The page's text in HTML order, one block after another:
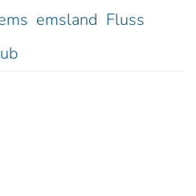
emsland Fluss